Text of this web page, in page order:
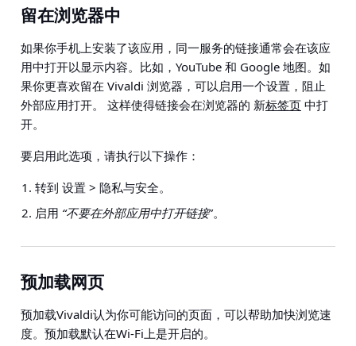
留在浏览器中
如果你手机上安装了该应用，同一服务的链接通常会在该应
用中打开以显示内容。比如，YouTube 和 Google 地图。如
果你更喜欢留在 Vivaldi 浏览器，可以启用一个设置，阻止
外部应用打开。 这样使得链接会在浏览器的 新标签页 中打
开。
要启用此选项，请执行以下操作：
转到 设置 > 隐私与安全。
启用 “不要在外部应用中打开链接”。
预加载网页
预加载Vivaldi认为你可能访问的页面，可以帮助加快浏览速
度。预加载默认在Wi-Fi上是开启的。